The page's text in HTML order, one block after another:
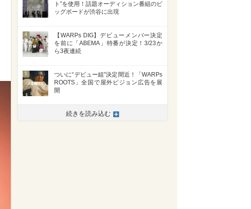
ト”を使用！話題オーディション番組のビ
ッグボードが渋谷に出現
4
【WARPs DIG】デビューメンバー決定
を前に「ABEMA」特番が決定！3/23か
ら3夜連続
5
ついに“デビュー組”決定間近！「WARPs
ROOTS」全国で屋外ビジョン広告を展
開
続きを読み込む